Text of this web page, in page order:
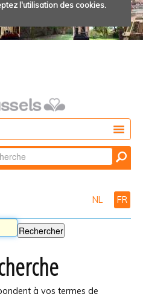
l'utilisation des cookies.
par
NL FR
à vos termes de